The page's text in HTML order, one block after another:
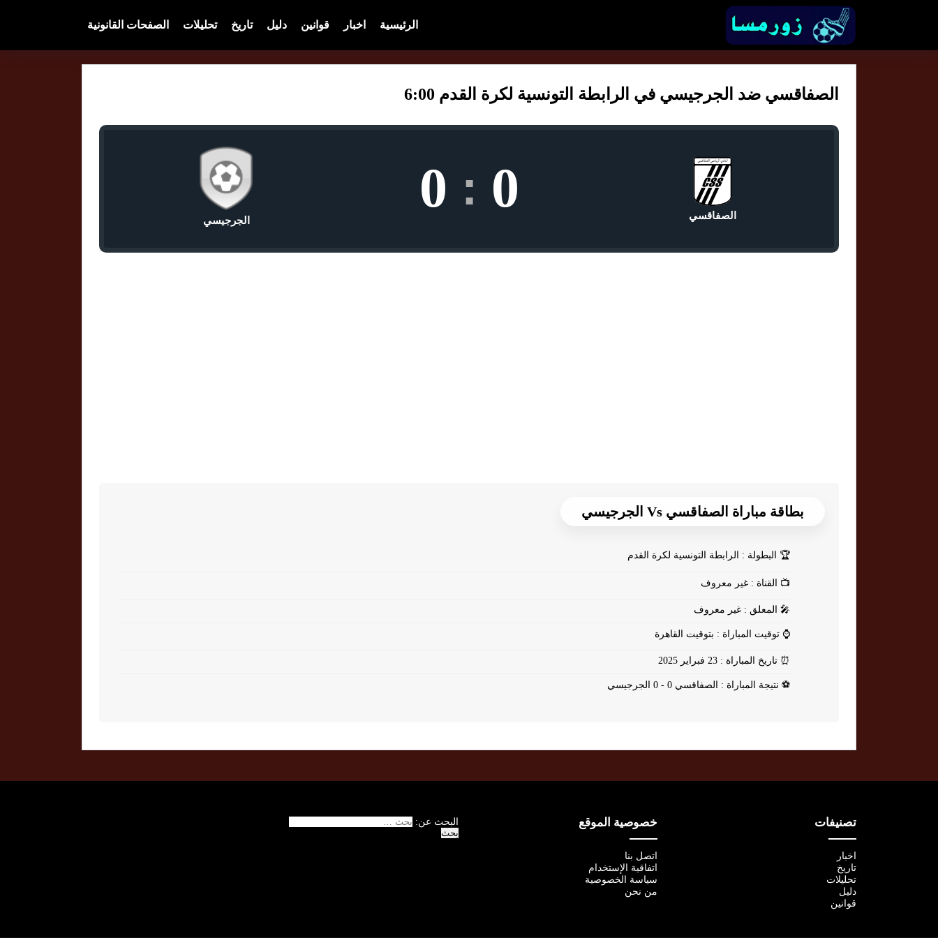
الرئيسية اخبار قوانين دليل تاريخ تحليلات الصفحات القانونية
الصفاقسي ضد الجرجيسي في الرابطة التونسية لكرة القدم 6:00
الصفاقسي 0
:
0
الجرجيسي
بطاقة مباراة الصفاقسي Vs الجرجيسي
🏆 البطولة : الرابطة التونسية لكرة القدم
📺 القناة : غير معروف
🎤 المعلق : غير معروف
⌚ توقيت المباراة : بتوقيت القاهرة
⏰ تاريخ المباراة : 23 فبراير 2025
⚽ نتيجة المباراة : الصفاقسي 0 - 0 الجرجيسي
تصنيفات
اخبار
تاريخ
تحليلات
دليل
قوانين
خصوصية الموقع
اتصل بنا
اتفاقية الإستخدام
سياسة الخصوصية
من نحن
البحث عن: